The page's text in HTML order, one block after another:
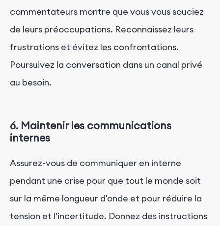
commentateurs montre que vous vous souciez
de leurs préoccupations. Reconnaissez leurs
frustrations et évitez les confrontations.
Poursuivez la conversation dans un canal privé
au besoin.
6. Maintenir les communications
internes
Assurez-vous de communiquer en interne
pendant une crise pour que tout le monde soit
sur la même longueur d'onde et pour réduire la
tension et l'incertitude. Donnez des instructions